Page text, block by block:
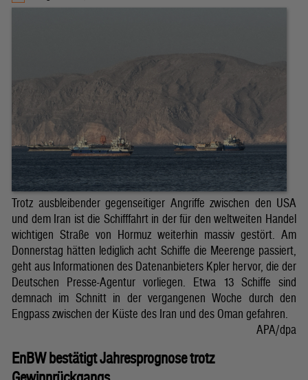
Trotz ausbleibender gegenseitiger Angriffe zwischen den USA
und dem Iran ist die Schifffahrt in der für den weltweiten Handel
wichtigen Straße von Hormuz weiterhin massiv gestört. Am
Donnerstag hätten lediglich acht Schiffe die Meerenge passiert,
geht aus Informationen des Datenanbieters Kpler hervor, die der
Deutschen Presse-Agentur vorliegen. Etwa 13 Schiffe sind
demnach im Schnitt in der vergangenen Woche durch den
Engpass zwischen der Küste des Iran und des Oman gefahren.
APA/dpa
EnBW bestätigt Jahresprognose trotz